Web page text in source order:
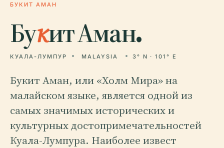
БУКИТ АМАН
Букит Аман.
КУАЛА-ЛУМПУР MALAYSIA 3° N · 101° E
Букит Аман, или «Холм Мира» на
малайском языке, является одной из
самых значимых исторических и
культурных достопримечательностей
Куала-Лумпура. Наиболее извест